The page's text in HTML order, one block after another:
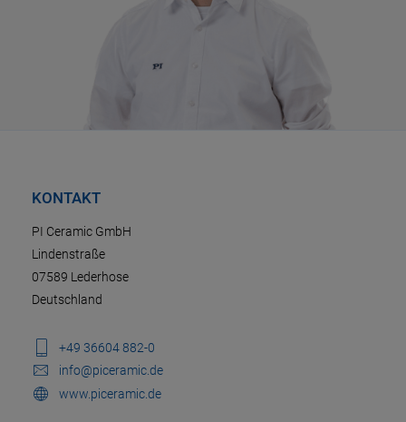
KONTAKT
PI Ceramic GmbH
Lindenstraße
07589 Lederhose
Deutschland
+49 36604 882-0
info@piceramic.de
www.piceramic.de